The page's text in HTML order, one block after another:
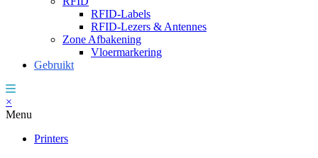
RFID-Labels
RFID-Lezers & Antennes
Zone Afbakening
Vloermarkering
Gebruikt
×
Menu
Printers